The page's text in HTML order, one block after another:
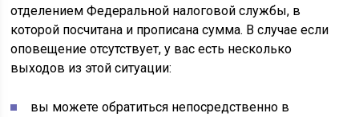
отделением Федеральной налоговой службы, в
которой посчитана и прописана сумма. В случае если
оповещение отсутствует, у вас есть несколько
выходов из этой ситуации:
вы можете обратиться непосредственно в